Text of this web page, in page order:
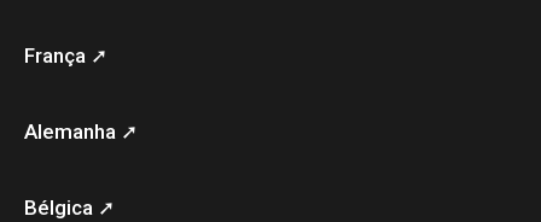
França ➚
Alemanha ➚
Bélgica ➚